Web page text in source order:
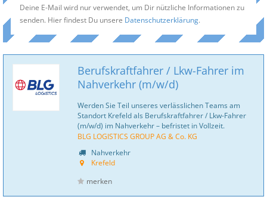
Deine E-Mail wird nur verwendet, um Dir nützliche Informationen zu
senden. Hier findest Du unsere Datenschutzerklärung.
Berufskraftfahrer / Lkw-Fahrer im
Nahverkehr (m/w/d)
Werden Sie Teil unseres verlässlichen Teams am
Standort Krefeld als Berufskraftfahrer / Lkw-Fahrer
(m/w/d) im Nahverkehr – befristet in Vollzeit.
BLG LOGISTICS GROUP AG & Co. KG
Nahverkehr
Krefeld
merken